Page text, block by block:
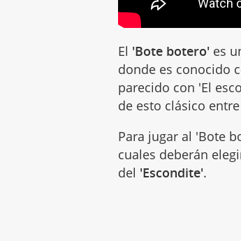
El 'Bote botero' es
donde es conocido
parecido con 'El
de esto clásico
Para jugar al 'Bote
cuales deberán
del 'Escondite'.